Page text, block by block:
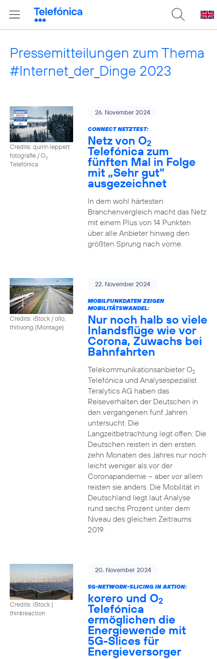
Pressemitteilungen zum Thema
#Internet_der_Dinge 2023
Credits: quirin leppert
fotografie / O2
Telefónica
26. November 2024
CONNECT NETZTEST:
Netz von O2
Telefónica zum
fünften Mal in Folge
mit „Sehr gut“
ausgezeichnet
In dem wohl härtesten
Branchenvergleich macht das Netz
mit einem Plus von 14 Punkten
über alle Anbieter hinweg den
größten Sprung nach vorne.
Credits: iStock / ollo,
thitivong (Montage)
22. November 2024
MOBILFUNKDATEN ZEIGEN
MOBILITÄTSWANDEL:
Nur noch halb so viele
Inlandsflüge wie vor
Corona, Zuwachs bei
Bahnfahrten
Telekommunikationsanbieter O2
Telefónica und Analysespezialist
Teralytics AG haben das
Reiseverhalten der Deutschen in
den vergangenen fünf Jahren
untersucht. Die
Langzeitbetrachtung legt offen: Die
Deutschen reisten in den ersten
zehn Monaten des Jahres nur noch
leicht weniger als vor der
Coronapandemie – aber vor allem
reisten sie anders. Die Mobilität in
Deutschland liegt laut Analyse
rund sechs Prozent unter dem
Niveau des gleichen Zeitraums
2019.
Credits: iStock |
thinkreaction
20. November 2024
5G-NETWORK-SLICING IN AKTION:
korero und O2
Telefónica
ermöglichen die
Energiewende mit
5G-Slices für
Energieversorger